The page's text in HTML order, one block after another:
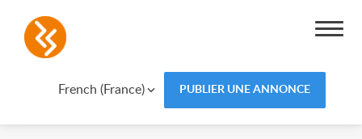
French (France) PUBLIER UNE ANNONCE